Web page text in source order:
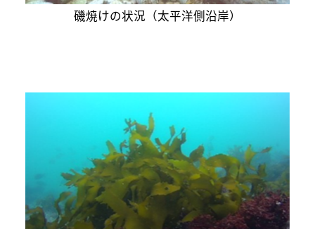
磯焼けの状況（太平洋側沿岸）